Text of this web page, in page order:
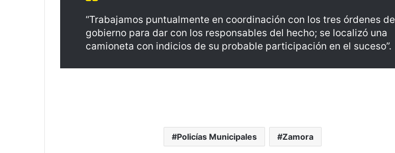
“Trabajamos puntualmente en coordinación con los tres órdenes de
gobierno para dar con los responsables del hecho; se localizó una
camioneta con indicios de su probable participación en el suceso”.
Policías Municipales Zamora